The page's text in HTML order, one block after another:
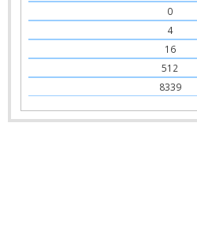
0
4
16
512
8339